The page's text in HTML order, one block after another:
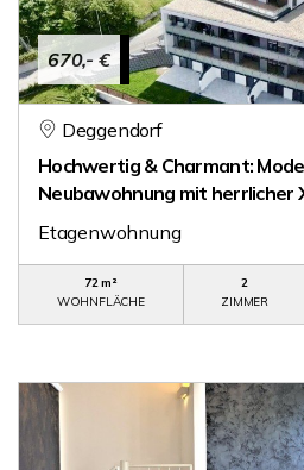
670,- €
Deggendorf
Hochwertig & Charmant:
Neubawohnung mit herrlicher
Etagenwohnung
72 m²
WOHNFLÄCHE
2
ZIMMER